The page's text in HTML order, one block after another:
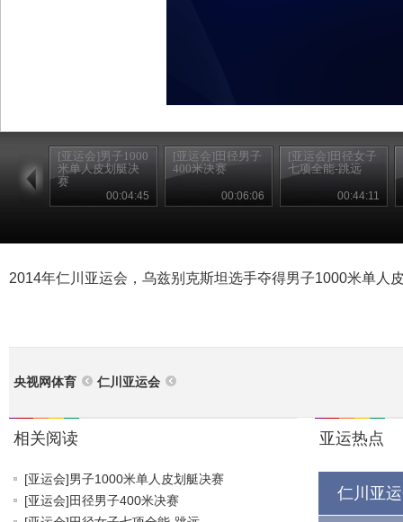
[亚运会]男子1000
米单人皮划艇决
赛
00:04:45
[亚运会]田径男子
400米决赛
00:06:06
[亚运会]田径女子
七项全能-跳远
00:44:11
2014年仁川亚运会，乌兹别克斯坦选手夺得男子1000米单人
央视网体育 仁川亚运会
相关阅读
[亚运会]男子1000米单人皮划艇决赛
[亚运会]田径男子400米决赛
亚运热点
仁川亚